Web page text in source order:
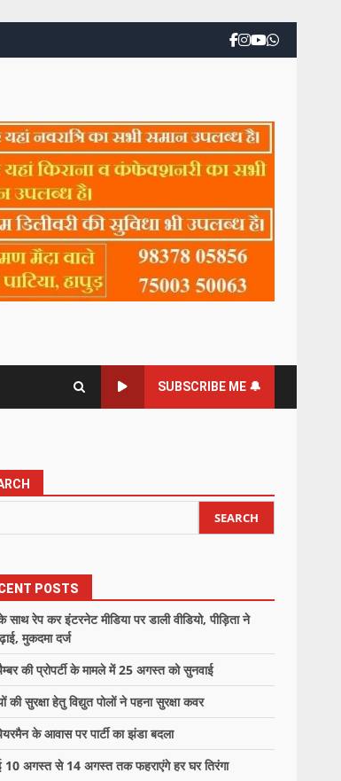
SUBSCRIBE ME 🔔
SEARCH
POSTS
साथ रेप कर इंटरनेट मीडिया पर डाली वीडियो, पीड़िता ने
मुकदमा दर्ज
की प्रोपर्टी के मामले में 25 अगस्त को सुनवाई
की सुरक्षा हेतु विद्युत पोलों ने पहना सुरक्षा कवर
के आवास पर पार्टी का झंडा बदला
10 अगस्त से 14 अगस्त तक फहराएंगे हर घर तिरंगा